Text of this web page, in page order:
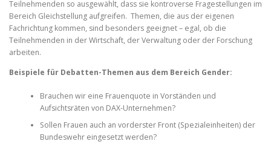
Teilnehmenden so ausgewählt, dass sie kontroverse Fragestellungen im
Bereich Gleichstellung aufgreifen. Themen, die aus der eigenen
Fachrichtung kommen, sind besonders geeignet – egal, ob die
Teilnehmenden in der Wirtschaft, der Verwaltung oder der Forschung
arbeiten.
Beispiele für Debatten-Themen aus dem Bereich Gender:
Brauchen wir eine Frauenquote in Vorständen und
Aufsichtsräten von DAX-Unternehmen?
Sollen Frauen auch an vorderster Front (Spezialeinheiten) der
Bundeswehr eingesetzt werden?